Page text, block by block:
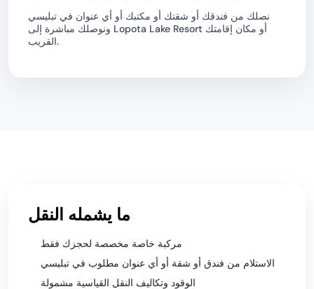
نصلك من فندقك أو شقتك أو مكتبك أو أي عنوان في تبليسي
ونوصلك مباشرة إلى Lopota Lake Resort أو مكان إقامتك
القريب.
ما يشمله النقل
مركبة خاصة مخصصة لحجزك فقط
الاستلام من فندق أو شقة أو أي عنوان مطلوب في تبليسي
الوقود وتكاليف النقل القياسية مشمولة